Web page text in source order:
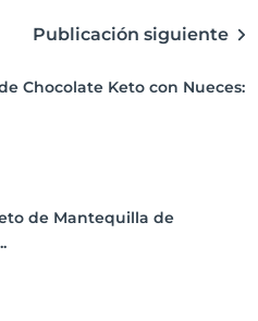
Publicación siguiente
Chocolate Keto con Nueces:
de Mantequilla de